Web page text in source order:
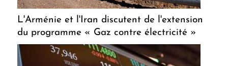
L'Arménie et l'Iran discutent de l'extension
du programme « Gaz contre électricité »